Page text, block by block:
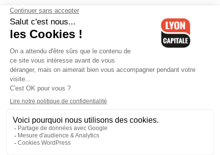
Contactez-nous-Mentions légales-CGV-Politique de
confidentialité-Gestion des cookies